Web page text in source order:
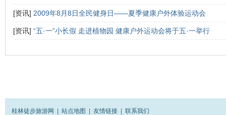
[资讯] 2009年8月8日全民健身日——夏季健康户外体验运动会
[资讯] “五·一”小长假 走进植物园 健康户外运动会将于五·一举行
桂林徒步旅游网 站点地图 友情链接 联系我们